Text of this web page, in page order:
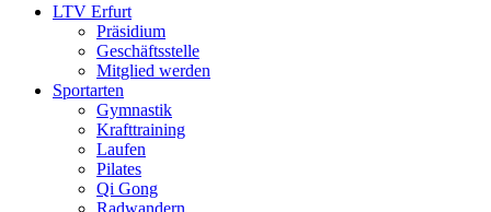
LTV Erfurt
Präsidium
Geschäftsstelle
Mitglied werden
Sportarten
Gymnastik
Krafttraining
Laufen
Pilates
Qi Gong
Radwandern